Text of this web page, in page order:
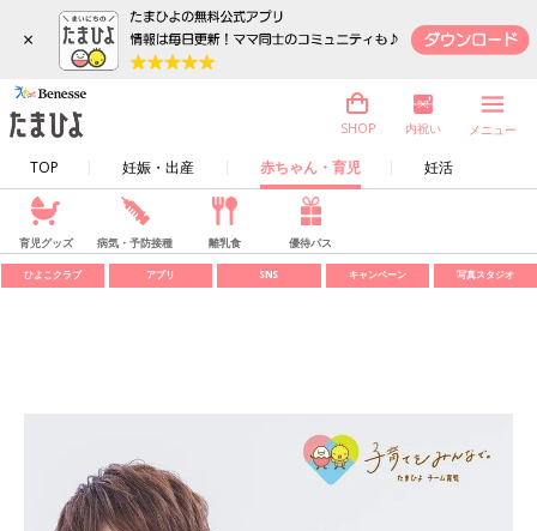
×
TOP 妊娠・出産 赤ちゃん・育児 妊活
SHOP 内祝い メニュー
育児グッズ 病気・予防接種 離乳食 優待パス
ひよこクラブ アプリ SNS キャンペーン 写真スタジオ